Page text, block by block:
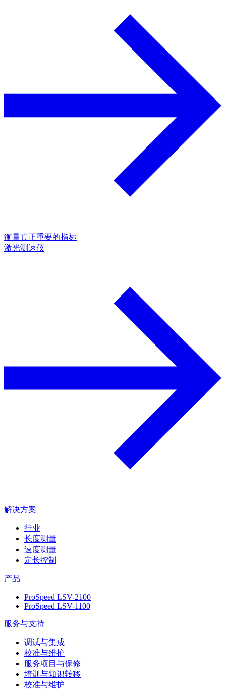
衡量真正重要的指标
激光测速仪
解决方案
行业
长度测量
速度测量
定长控制
产品
ProSpeed LSV-2100
ProSpeed LSV-1100
服务与支持
调试与集成
校准与维护
服务项目与保修
培训与知识转移
校准与维护